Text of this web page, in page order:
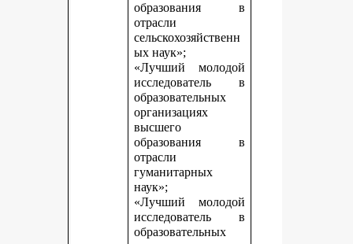
образования в
отрасли
сельскохозяйственн
ых наук»;
«Лучший молодой
исследователь в
образовательных
организациях
высшего
образования в
отрасли
гуманитарных
наук»;
«Лучший молодой
исследователь в
образовательных